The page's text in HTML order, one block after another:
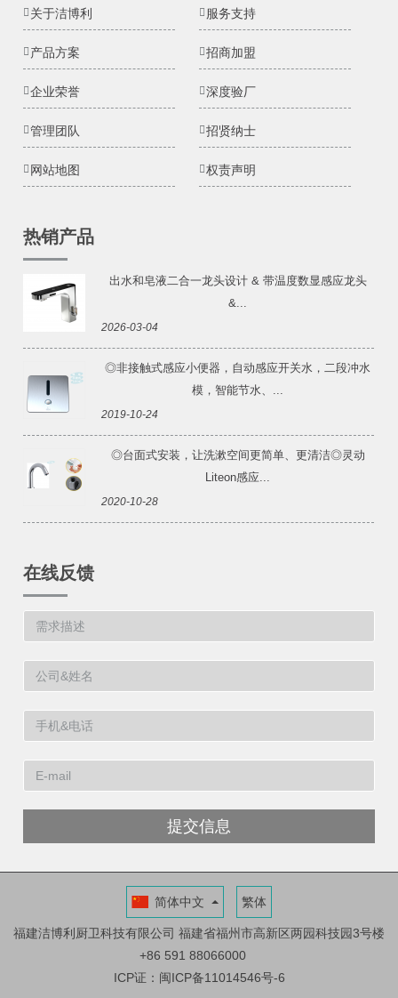
关于洁博利 服务支持
产品方案 招商加盟
企业荣誉 深度验厂
管理团队 招贤纳士
网站地图 权责声明
热销产品
出水和皂液二合一龙头设计 & 带温度数显感应龙头
&...
2026-03-04
◎非接触式感应小便器，自动感应开关水，二段冲水
模，智能节水、...
2019-10-24
◎台面式安装，让洗漱空间更简单、更清洁◎灵动
Liteon感应...
2020-10-28
在线反馈
提交信息
简体中文 繁体
福建洁博利厨卫科技有限公司 福建省福州市高新区两园科技园3号楼
+86 591 88066000
ICP证：闽ICP备11014546号-6